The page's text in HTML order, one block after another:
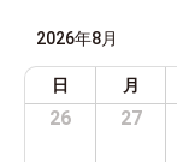
2026年8月
日 月
26 27